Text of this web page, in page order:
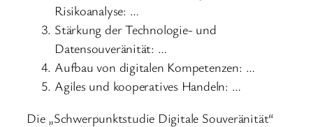
Risikoanalyse: …
Stärkung der Technologie- und
Datensouveränität: …
Aufbau von digitalen Kompetenzen: …
Agiles und kooperatives Handeln: …
Die „Schwerpunktstudie Digitale Souveränität“